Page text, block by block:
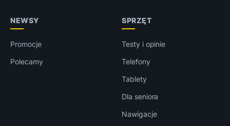
NEWSY
Promocje
Polecamy
SPRZĘT
Testy i opinie
Telefony
Tablety
Dla seniora
Nawigacje